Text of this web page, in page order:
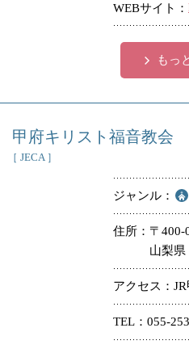
お店・企業・その他
WEBサイト
もっ
甲府キリスト福音教会
［ JECA ］
ジャンル
住所
〒400-
山梨県
アクセス
TEL 055-